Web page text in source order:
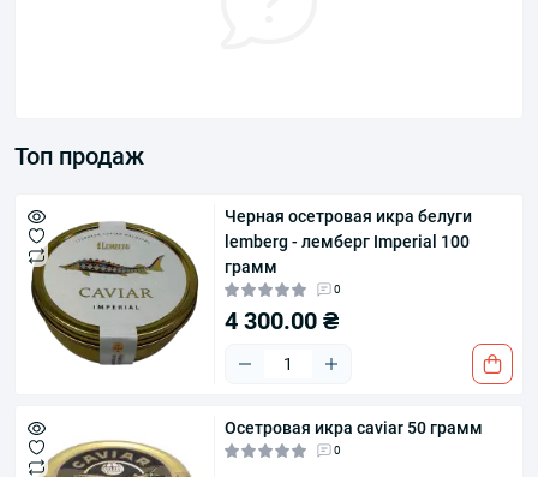
Топ продаж
Черная осетровая икра белуги
lemberg - лемберг Imperial 100
грамм
0
4 300.00 ₴
Осетровая икра caviar 50 грамм
0